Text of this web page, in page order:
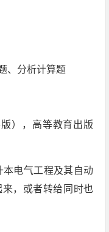
、分析计算题
），高等教育出版
本电气工程及其自动
，或者转给同时也